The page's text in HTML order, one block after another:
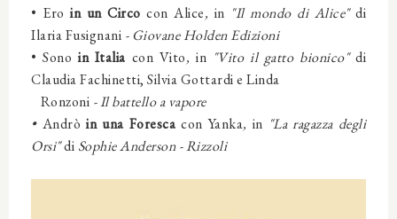
• Ero in un Circo con Alice, in "Il mondo di Alice" di
Ilaria Fusignani -Giovane Holden Edizioni
• Sonoin Italia con Vito, in "Vito il gatto bionico"di
Claudia Fachinetti, Silvia Gottardi e Linda
Ronzoni -Il battello a vapore
• Andrò in una Foresca con Yanka, in "La ragazza degli
Orsi"di Sophie Anderson-Rizzoli